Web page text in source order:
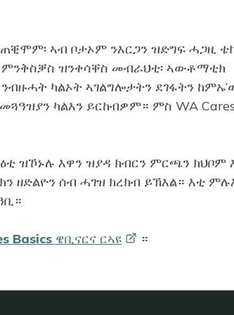
ኣብ ቦታኦም ንእርጋን ዝድግፍ ሓጋዚ
ዝንቀሳቐስ መብራህቲ፡ ኣውቶማቲክ
ካልኦት ኣገልግሎታትን ደገፋትን
መጓዓዝያን ካልእን ይርከብዎም። ምስ WA Cares
ዝኾኑሉ እዋን ዝያዳ ክብርን ምርጫን ክህቦም
ዘድልዮን ሰብ ሓገዝ ክረክብ ይኽእል። እቲ
Basics ዌቢናርና ርኣዩ ።